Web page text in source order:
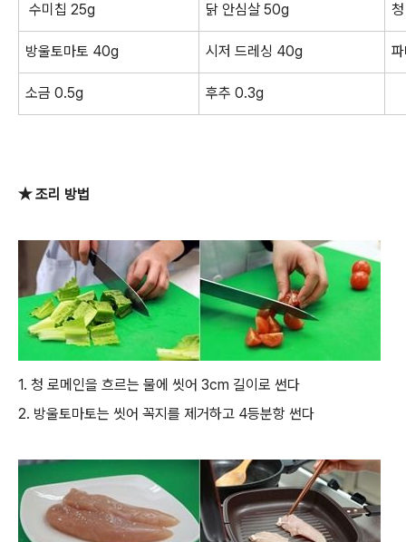
수미칩 25g 닭 안심살 50g
방울토마토 40g 시저 드레싱 40g
소금 0.5g 후추 0.3g
★ 조리 방법
1. 청 로메인을 흐르는 물에 씻어 3cm 길이로 썬다
2. 방울토마토는 씻어 꼭지를 제거하고 4등분항 썬다